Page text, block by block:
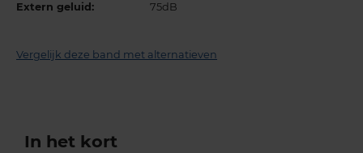
Extern geluid: 75dB
Vergelijk deze band met alternatieven
In het kort